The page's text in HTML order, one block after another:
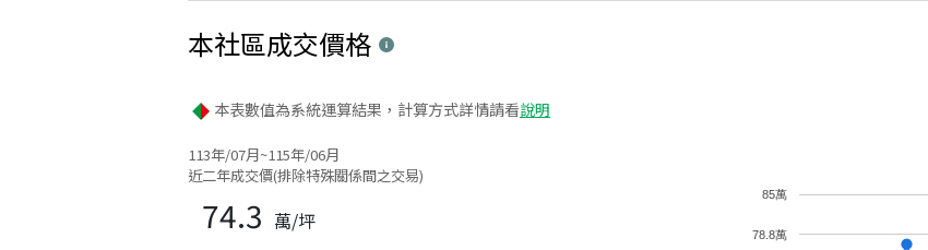
本社區成交價格
本表數值為系統運算結果，計算方式詳情請看說明
113年/07月~115年/06月
近二年成交價(排除特殊關係間之交易)
74.3 萬/坪
78.8萬
85萬